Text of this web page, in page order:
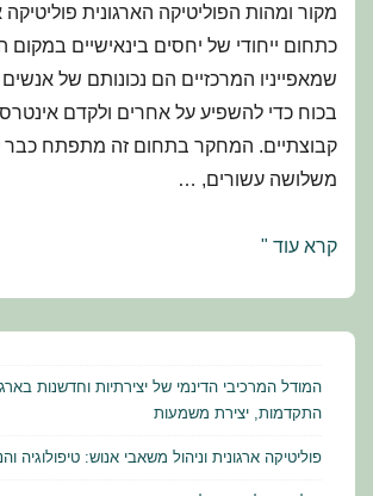
מקור ומהות הפוליטיקה הארגונית
כתחום ייחודי של יחסים בינאישיים במקום
שמאפייניו המרכזיים הם נכונותם של
בכוח כדי להשפיע על אחרים ולקדם
קבוצתיים. המחקר בתחום זה מתפתח כבר
משלושה עשורים, …
פוליטיקה
אנוש:
טיפולוגיה
והניסיון
קרא עוד "
המודל המרכיבי הדינמי של יצירתיות וחדשנות
התקדמות, יצירת משמעות
פוליטיקה ארגונית וניהול משאבי אנוש: טיפולוגיה